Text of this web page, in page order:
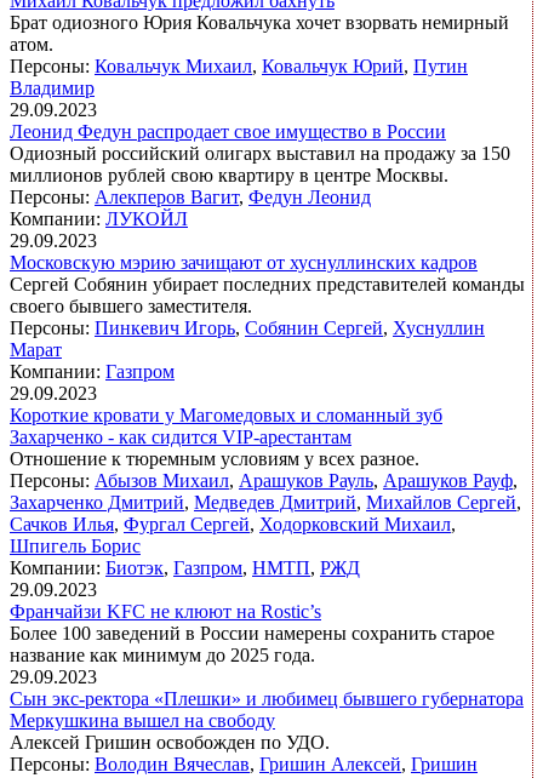
Брат одиозного Юрия Ковальчука хочет взорвать немирный
атом.
Персоны: Ковальчук Михаил, Ковальчук Юрий, Путин
Владимир
29.09.2023
Леонид Федун распродает свое имущество в России
Одиозный российский олигарх выставил на продажу за 150
миллионов рублей свою квартиру в центре Москвы.
Персоны: Алекперов Вагит, Федун Леонид
Компании: ЛУКОЙЛ
29.09.2023
Московскую мэрию зачищают от хуснуллинских кадров
Сергей Собянин убирает последних представителей команды
своего бывшего заместителя.
Персоны: Пинкевич Игорь, Собянин Сергей, Хуснуллин
Марат
Компании: Газпром
29.09.2023
Короткие кровати у Магомедовых и сломанный зуб
Захарченко - как сидится VIP-арестантам
Отношение к тюремным условиям у всех разное.
Персоны: Абызов Михаил, Арашуков Рауль, Арашуков Рауф,
Захарченко Дмитрий, Медведев Дмитрий, Михайлов Сергей,
Сачков Илья, Фургал Сергей, Ходорковский Михаил,
Шпигель Борис
Компании: Биотэк, Газпром, НМТП, РЖД
29.09.2023
Франчайзи KFC не клюют на Rostic’s
Более 100 заведений в России намерены сохранить старое
название как минимум до 2025 года.
29.09.2023
Сын экс-ректора «Плешки» и любимец бывшего губернатора
Меркушкина вышел на свободу
Алексей Гришин освобожден по УДО.
Персоны: Володин Вячеслав, Гришин Алексей, Гришин